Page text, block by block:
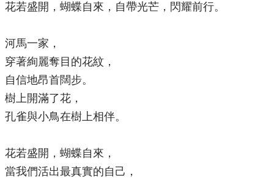
花若盛開，蝴蝶自來，自帶光芒，閃耀前行。
河馬一家，
穿著絢麗奪目的花紋，
自信地昂首闊步。
樹上開滿了花，
孔雀與小鳥在樹上相伴。
花若盛開，蝴蝶自來，
當我們活出最真實的自己，